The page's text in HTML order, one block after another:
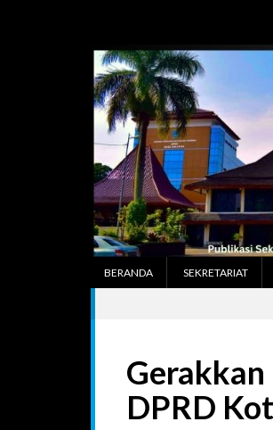
BERANDA SEKRETARIAT
DPRD